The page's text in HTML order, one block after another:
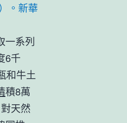
。新華
一系列
6千
和牛土
積8萬
天然